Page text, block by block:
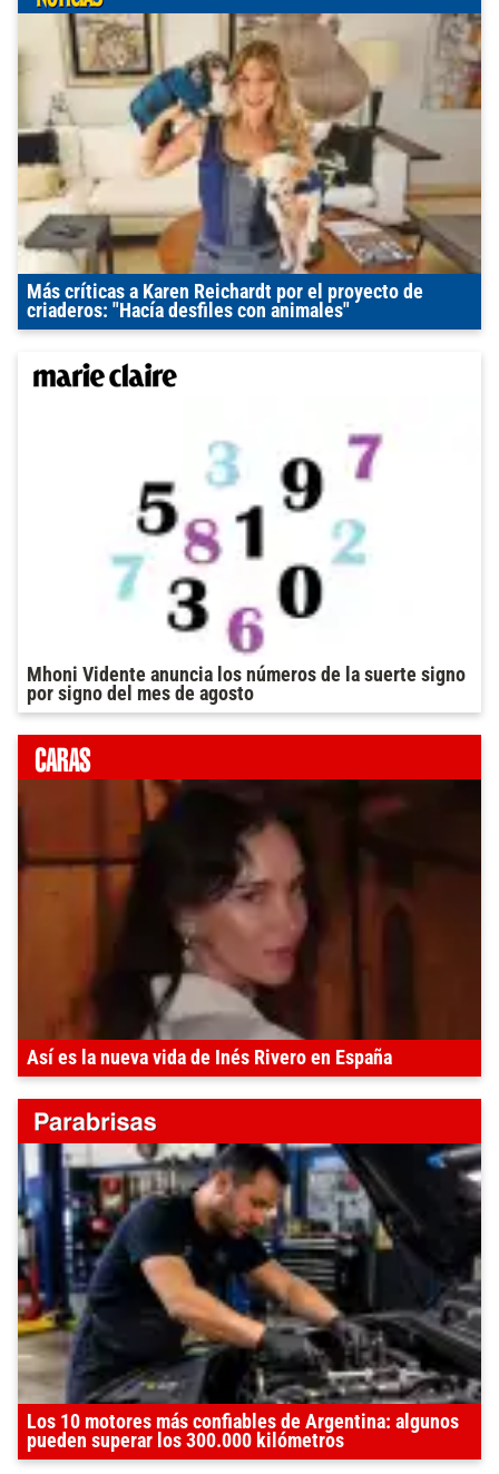
Más críticas a Karen Reichardt por el proyecto de
criaderos: "Hacía desfiles con animales"
Mhoni Vidente anuncia los números de la suerte signo
por signo del mes de agosto
Así es la nueva vida de Inés Rivero en España
Los 10 motores más confiables de Argentina: algunos
pueden superar los 300.000 kilómetros